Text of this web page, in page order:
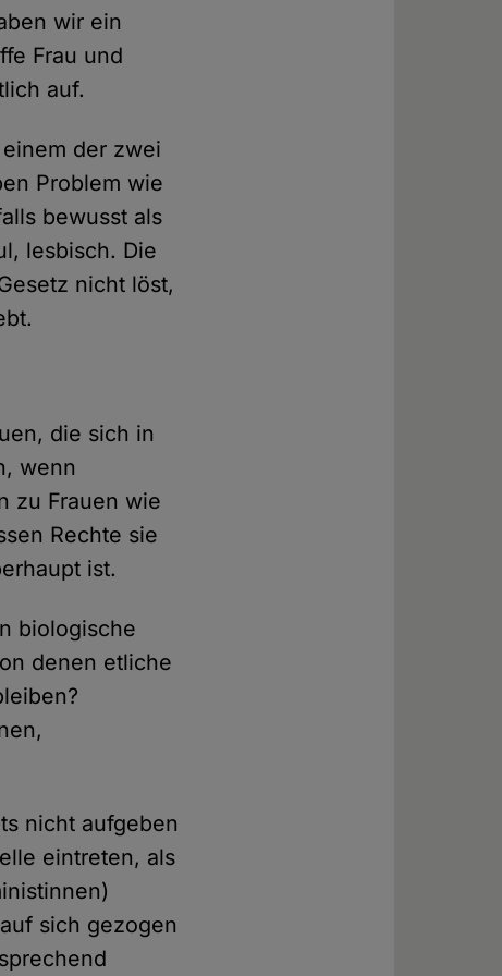
wir ein
Frau und
auf.
der zwei
Problem wie
bewusst als
lesbisch. Die
nicht löst,
die sich in
wenn
zu Frauen wie
Rechte sie
ist.
biologische
denen etliche
nicht aufgeben
eintreten, als
sich gezogen